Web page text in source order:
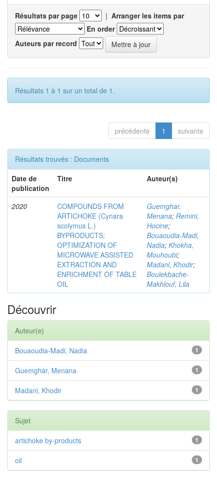
Résultats par page | Arranger les items par
En order
Auteurs par record
Résultats 1 à 1 sur un total de 1.
précédente 1 suivante
Résultats trouvés : Documents
Date de
publication
Titre Auteur(s)
2020
COMPOUNDS FROM
ARTICHOKE (Cynara
scolymus L.)
BYPRODUCTS:
OPTIMIZATION OF
MICROWAVE ASSISTED
EXTRACTION AND
ENRICHMENT OF TABLE
OIL
Guemghar,
Menana; Remini,
Hocine;
Bouaoudia-Madi,
Nadia; Khokha,
Mouhoubi;
Madani, Khodir;
Boulekbache-
Makhlouf, Lila
Découvrir
Auteur(e)
1
Bouaoudia-Madi, Nadia
1
Guemghar, Menana
1
Madani, Khodir
Sujet
1
artichoke by-products
1
oil